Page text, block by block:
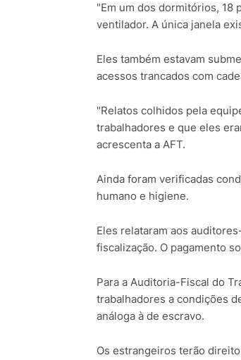
"Em um dos dormitórios, 18
ventilador. A única janela
Eles também estavam
acessos trancados com
"Relatos colhidos pela
trabalhadores e que eles
acrescenta a AFT.
Ainda foram verificadas
humano e higiene.
Eles relataram aos
fiscalização. O pagamento
Para a Auditoria-Fiscal do
trabalhadores a condições
análoga à de escravo.
Os estrangeiros terão